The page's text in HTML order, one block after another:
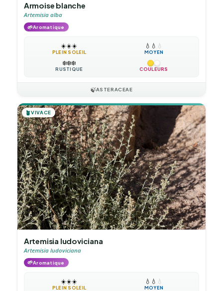
Armoise blanche
Artemisia alba
🌱Aromatique
☀️☀️☀️
PLEIN SOLEIL
💧 💧 💧
MOYEN
❄️❄️❄️
RUSTIQUE COULEURS
🍃ASTERACEAE
🪴VIVACE
Artemisia ludoviciana
Artemisia ludoviciana
🌱Aromatique
☀️☀️☀️
PLEIN SOLEIL
💧 💧 💧
MOYEN